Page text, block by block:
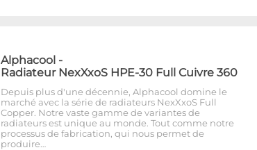
Alphacool -
Radiateur NexXxoS HPE-30 Full Cuivre 360
Depuis plus d'une décennie, Alphacool domine le
marché avec la série de radiateurs NexXxoS Full
Copper. Notre vaste gamme de variantes de
radiateurs est unique au monde. Tout comme notre
processus de fabrication, qui nous permet de
produire…